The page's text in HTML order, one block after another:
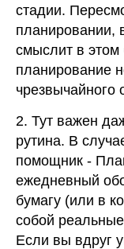
стадии.
планировании,
смыслит в
планирование
чрезвычайного
2. Тут важен
рутина. В
помощник -
ежедневный
бумагу (или в
собой
Если вы вдруг